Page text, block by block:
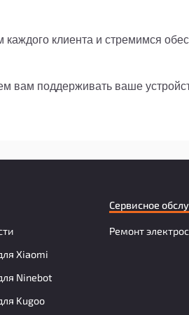
клиента и стремимся
вам поддерживать ваше
Xiaomi
Ninebot
Kugoo
Сервисное
Ремонт